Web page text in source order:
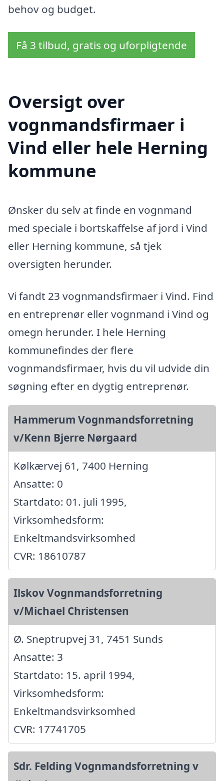
behov og budget.
Få 3 tilbud, gratis og uforpligtende
Oversigt over
vognmandsfirmaer i
Vind eller hele Herning
kommune
Ønsker du selv at finde en vognmand
med speciale i bortskaffelse af jord i Vind
eller Herning kommune, så tjek
oversigten herunder.
Vi fandt 23 vognmandsfirmaer i Vind. Find
en entreprenør eller vognmand i Vind og
omegn herunder. I hele Herning
kommunefindes der flere
vognmandsfirmaer, hvis du vil udvide din
søgning efter en dygtig entreprenør.
Hammerum Vognmandsforretning
v/Kenn Bjerre Nørgaard
Kølkærvej 61, 7400 Herning
Ansatte: 0
Startdato: 01. juli 1995,
Virksomhedsform:
Enkeltmandsvirksomhed
CVR: 18610787
Ilskov Vognmandsforretning
v/Michael Christensen
Ø. Sneptrupvej 31, 7451 Sunds
Ansatte: 3
Startdato: 15. april 1994,
Virksomhedsform:
Enkeltmandsvirksomhed
CVR: 17741705
Sdr. Felding Vognmandsforretning v